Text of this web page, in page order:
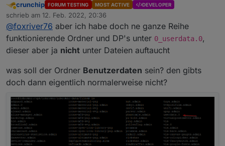
korrespondierende Ordner erstellt wird.
Wenn der Ordner nicht mal uploaded ist und da nix
wichtiges drin liegt lösche den userdata.0 Ordner
auf dem FS wie voniob setupangemerkt.
Abwesend
crunchip FORUM TESTING MOST ACTIVE DEVELOPER
schrieb am 12. Feb. 2022, 20:36
zuletzt editiert von
@foxriver76 aber ich habe doch ne ganze Reihe
funktionierende Ordner und DP's unter 0_userdata.0,
dieser aber ja nicht unter Dateien auftaucht
was soll der Ordner Benutzerdaten sein? den gibts
doch dann eigentlich normalerweise nicht?